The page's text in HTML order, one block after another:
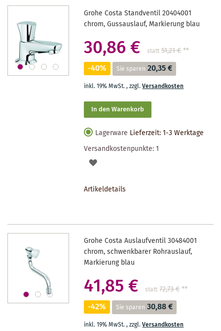
Grohe Costa Standventil 20404001
chrom, Gussauslauf, Markierung blau
30,86 € statt 51,21 €**
-40% Sie sparen 20,35 €
inkl. 19% MwSt.,zzgl.Versandkosten
In den Warenkorb
Lagerware Lieferzeit: 1-3 Werktage
Versandkostenpunkte:1
AUF
Artikeldetails
Grohe Costa Auslaufventil 30484001
chrom, schwenkbarer Rohrauslauf,
Markierung blau
41,85 € statt 72,73 €**
-42% Sie sparen 30,88 €
inkl. 19% MwSt.,zzgl.Versandkosten